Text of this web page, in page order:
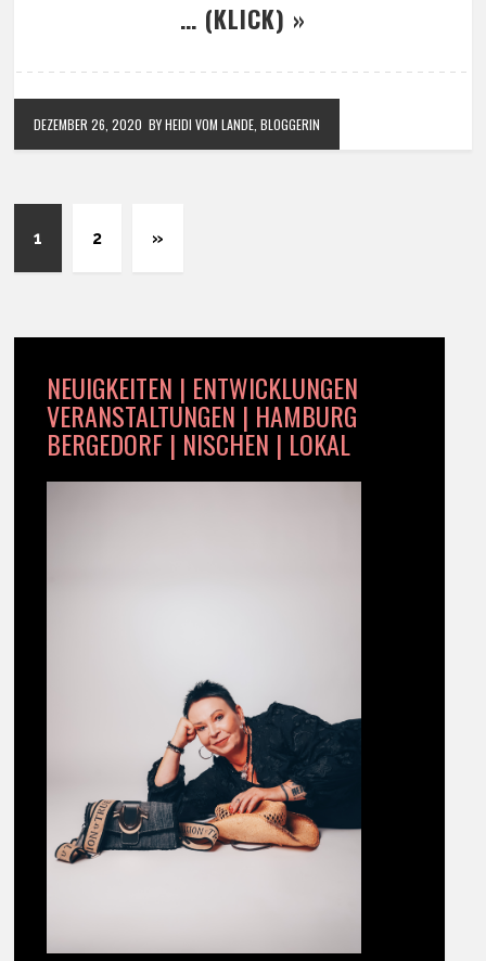
… (KLICK) »
DEZEMBER 26, 2020 BY HEIDI VOM LANDE, BLOGGERIN
1 2 »
NEUIGKEITEN | ENTWICKLUNGEN
VERANSTALTUNGEN | HAMBURG
BERGEDORF | NISCHEN | LOKAL